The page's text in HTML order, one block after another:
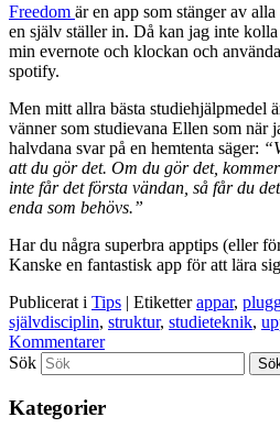
Freedom är en app som stänger av
en själv ställer in. Då kan jag inte
min evernote och klockan och
spotify.
Men mitt allra bästa studiehjälpmedel
vänner som studievana Ellen som när
halvdana svar på en hemtenta säger:
att du gör det. Om du gör det,
inte får det första vändan, så får du
enda som behövs.”
Har du några superbra apptips (eller
Kanske en fantastisk app för att lära
Publicerat i Tips | Etiketter appar,
självdisciplin, struktur, studieteknik,
Kommentarer
Sök
Kategorier